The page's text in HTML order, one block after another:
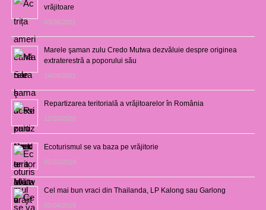
vrăjitoare
03/08/2021
Marele şaman zulu Credo Mutwa dezvăluie despre originea
extraterestră a poporului său
14/06/2021
Repartizarea teritorială a vrăjitoarelor în România
12/10/2020
Ecoturismul se va baza pe vrăjitorie
01/02/2019
Cel mai bun vraci din Thailanda, LP Kalong sau Garlong
03/04/2018